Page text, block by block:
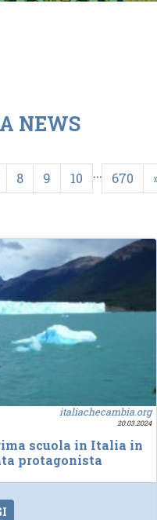
NEWS
8 9 10 ... 670
italiachecambia.org
20.03.2024
scuola in Italia in
protagonista